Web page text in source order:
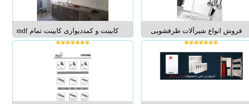
داخلی و یا خارجی ساختمان را توسط
پروتکلهای مرتبط با...
فروش انواع شیرآلات ظرفشویی
تصفیه دار در مدل ها ی متنوع و بسیار
باکیفیت در بازرگانی شریعتی آب
آشامیدنی آلوده علت اصلی بسیاری از
بیماری ها می باشد با توجه به اینکه
کابینت و کمددیواری کابینت تمام mdf
کامل فقط متری 390/000 طراحی و
ساخت انواع کابینت کمد دیواری و
بندی و ریلی کردن درب کمددیواری ...